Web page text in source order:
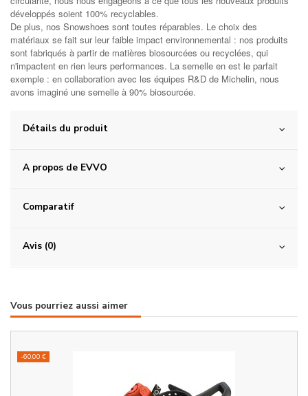
développés soient 100% recyclables.
De plus, nos Snowshoes sont toutes réparables. Le choix des
matériaux se fait sur leur faible impact environnemental : nos produits
sont fabriqués à partir de matières biosourcées ou recyclées, qui
n'impactent en rien leurs performances. La semelle en est le parfait
exemple : en collaboration avec les équipes R&D de Michelin, nous
avons imaginé une semelle à 90% biosourcée.
Détails du produit
A propos de EVVO
Comparatif
Avis (0)
Vous pourriez aussi aimer
-60,00 €